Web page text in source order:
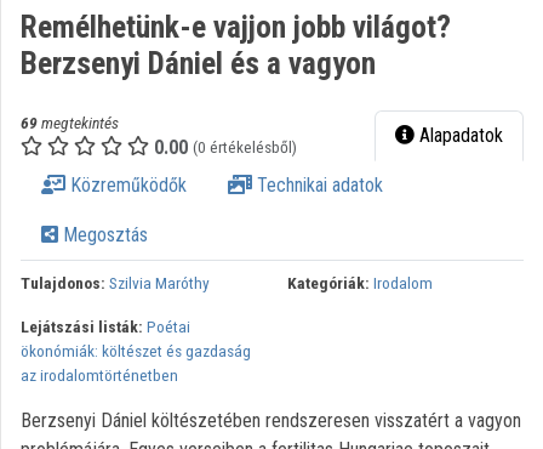
Közreműködők
Remélhetünk-e vajjon jobb világot?
Berzsenyi Dániel és a vagyon
69megtekintés
0.00 (0 értékelésből) Alapadatok
Közreműködők Technikai adatok
Megosztás
Tulajdonos: Szilvia Maróthy Kategóriák: Irodalom
Lejátszási listák: Poétai
ökonómiák: költészet és gazdaság
az irodalomtörténetben
Berzsenyi Dániel költészetében rendszeresen visszatért a vagyon